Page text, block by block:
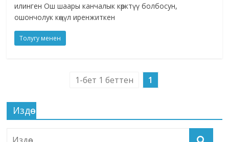
илинген Ош шаары канчалык көрктүү болбосун,
ошончолук көңүл иренжиткен
Толугу менен
1-бет 1 беттен 1
Издөө